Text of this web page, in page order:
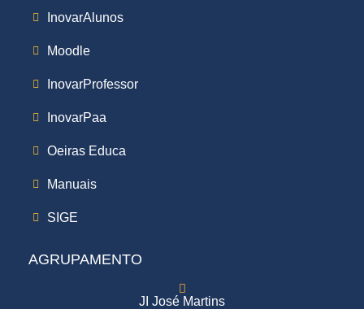
InovarAlunos
Moodle
InovarProfessor
InovarPaa
Oeiras Educa
Manuais
SIGE
AGRUPAMENTO
JI José Martins